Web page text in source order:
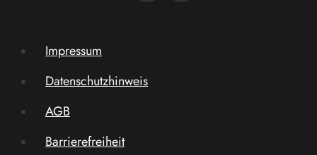
Impressum
Datenschutzhinweis
AGB
Barrierefreiheit